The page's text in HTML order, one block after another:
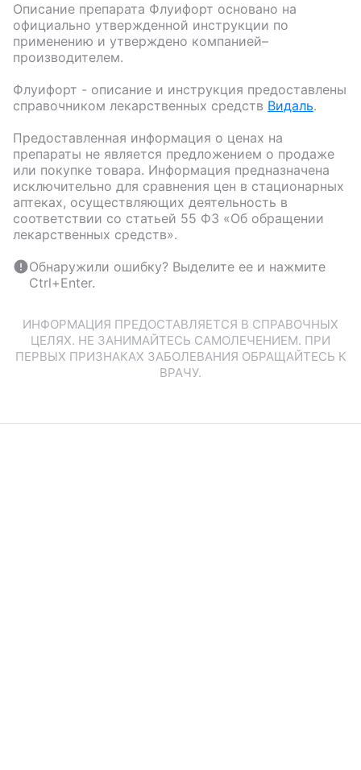
Описание препарата Флуифорт основано на
официально утвержденной инструкции по
применению и утверждено компанией–
производителем.
Флуифорт - описание и инструкция предоставлены
справочником лекарственных средств Видаль.
Предоставленная информация о ценах на
препараты не является предложением о продаже
или покупке товара. Информация предназначена
исключительно для сравнения цен в стационарных
аптеках, осуществляющих деятельность в
соответствии со статьей 55 ФЗ «Об обращении
лекарственных средств».
Обнаружили ошибку? Выделите ее и нажмите
Ctrl+Enter.
ИНФОРМАЦИЯ ПРЕДОСТАВЛЯЕТСЯ В СПРАВОЧНЫХ
ЦЕЛЯХ. НЕ ЗАНИМАЙТЕСЬ САМОЛЕЧЕНИЕМ. ПРИ
ПЕРВЫХ ПРИЗНАКАХ ЗАБОЛЕВАНИЯ ОБРАЩАЙТЕСЬ К
ВРАЧУ.